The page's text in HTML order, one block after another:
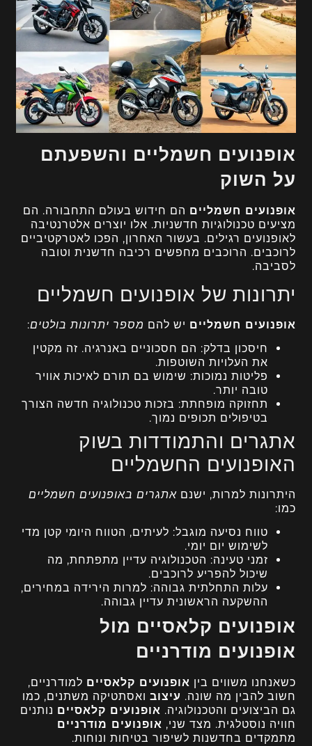
אופנועים חשמליים והשפעתם
על השוק
אופנועים חשמליים הם חידוש בעולם התחבורה. הם
מציעים טכנולוגיות חדשניות. אלו יוצרים אלטרנטיבה
לאופנועים רגילים. בעשור האחרון, הפכו לאטרקטיביים
לרוכבים. הרוכבים מחפשים רכיבה חדשנית וטובה
לסביבה.
יתרונות של אופנועים חשמליים
אופנועים חשמליים יש להם מספר יתרונות בולטים:
חיסכון בדלק: הם חסכוניים באנרגיה. זה מקטין
את העלויות השוטפות.
פליטות נמוכות: שימוש בם תורם לאיכות אוויר
טובה יותר.
תחזוקה מופחתת: בזכות טכנולוגיה חדשה הצורך
בטיפולים תכופים נמוך.
אתגרים והתמודדות בשוק
האופנועים החשמליים
היתרונות למרות, ישנםאתגרים באופנועים חשמליים
כמו:
טווח נסיעה מוגבל: לעיתים, הטווח היומי קטן מדי
לשימוש יום יומי.
זמני טעינה: הטכנולוגיה עדיין מתפתחת, מה
שיכול להפריע לרוכבים.
עלות התחלתית גבוהה: למרות הירידה במחירים,
ההשקעה הראשונית עדיין גבוהה.
אופנועים קלאסיים מול
אופנועים מודרניים
כשאנחנו משווים בין אופנועים קלאסיים למודרניים,
חשוב להבין מה שונה. עיצוב ואסתטיקה משתנים, כמו
גם הביצועים והטכנולוגיה. אופנועים קלאסיים נותנים
חוויה נוסטלגית. מצד שני, אופנועים מודרניים
מתמקדים בחדשנות לשיפור בטיחות ונוחות.